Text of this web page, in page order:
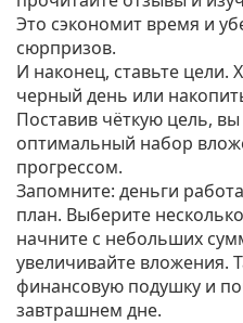
Это сэкономит время и
сюрпризов.
И наконец, ставьте цели.
черный день или
Поставив чёткую цель,
оптимальный набор
прогрессом.
Запомните: деньги
план. Выберите
начните с небольших
увеличивайте вложения.
финансовую подушку и
завтрашнем дне.